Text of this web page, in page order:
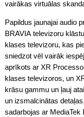
vairākas virtuālas
Papildus jaunajai audio
BRAVIA televizoru
klases televizoru, kas
sniedzot vēl vairāk
aprīkots ar XR
klases televizoros, un
krāsu gammu un ļauj
un izsmalcinātas
sadarbojas ar